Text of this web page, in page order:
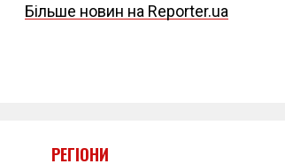
Більше новин на Reporter.ua
РЕГІОНИ